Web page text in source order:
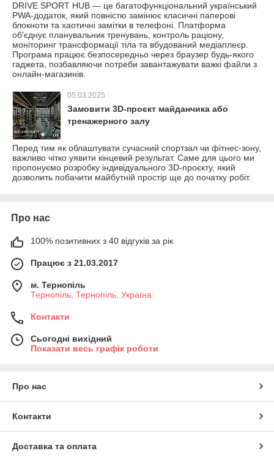
DRIVE SPORT HUB — це багатофункціональний український
PWA-додаток, який повністю замінює класичні паперові
блокноти та хаотичні замітки в телефоні. Платформа
об'єднує планувальник тренувань, контроль раціону,
моніторинг трансформації тіла та вбудований медіаплеєр.
Програма працює безпосередньо через браузер будь-якого
гаджета, позбавляючи потреби завантажувати важкі файли з
онлайн-магазинів.
05.03.2025
Замовити 3D-проєкт майданчика або
тренажерного залу
Перед тим як облаштувати сучасний спортзал чи фітнес-зону,
важливо чітко уявити кінцевий результат. Саме для цього ми
пропонуємо розробку індивідуального 3D-проєкту, який
дозволить побачити майбутній простір ще до початку робіт.
Про нас
100% позитивних з 40 відгуків за рік
Працює з 21.03.2017
м. Тернопіль
Тернопіль, Тернопіль, Україна
Контакти
Сьогодні вихідний
Показати весь графік роботи
Про нас
Контакти
Доставка та оплата